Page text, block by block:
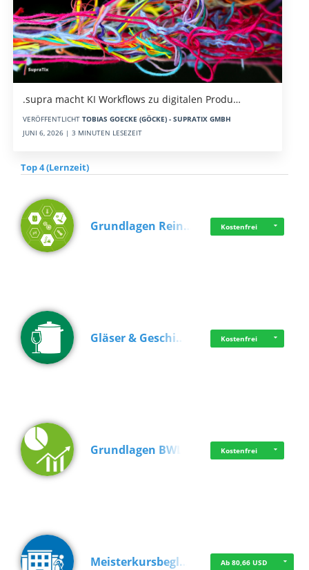
.supra macht KI Workflows zu digitalen Produ…
VERÖFFENTLICHT TOBIAS GOECKE (GÖCKE) - SUPRATIX GMBH
JUNI 6, 2026 | 3 MINUTEN LESEZEIT
Top 4 (Lernzeit)
Grundlagen Rein… Kostenfrei
Gläser & Geschi… Kostenfrei
Grundlagen BWL Kostenfrei
Meisterkursbegl… Ab 80,66 USD